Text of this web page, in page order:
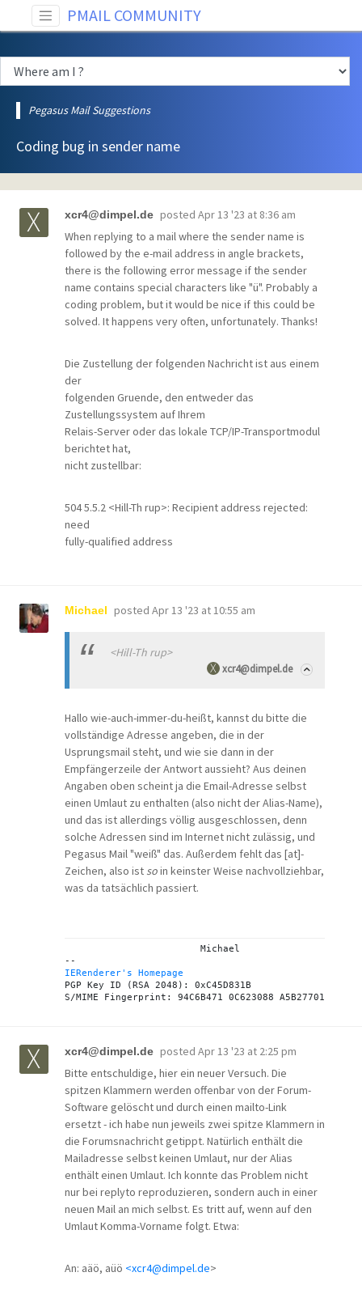
PMAIL COMMUNITY
Pegasus Mail Suggestions
Coding bug in sender name
xcr4@dimpel.de posted Apr 13 '23 at 8:36 am
When replying to a mail where the sender name is
followed by the e-mail address in angle brackets,
there is the following error message if the sender
name contains special characters like "ü". Probably a
coding problem, but it would be nice if this could be
solved. It happens very often, unfortunately. Thanks!
Die Zustellung der folgenden Nachricht ist aus einem
der
folgenden Gruende, den entweder das
Zustellungssystem auf Ihrem
Relais-Server oder das lokale TCP/IP-Transportmodul
berichtet hat,
nicht zustellbar:
504 5.5.2 <Hill-Th rup>: Recipient address rejected:
need
fully-qualified address
Michael posted Apr 13 '23 at 10:55 am
<Hill-Th rup>
xcr4@dimpel.de
Hallo wie-auch-immer-du-heißt, kannst du bitte die
vollständige Adresse angeben, die in der
Usprungsmail steht, und wie sie dann in der
Empfängerzeile der Antwort aussieht? Aus deinen
Angaben oben scheint ja die Email-Adresse selbst
einen Umlaut zu enthalten (also nicht der Alias-Name),
und das ist allerdings völlig ausgeschlossen, denn
solche Adressen sind im Internet nicht zulässig, und
Pegasus Mail "weiß" das. Außerdem fehlt das [at]-
Zeichen, also ist soin keinster Weise nachvollziehbar,
was da tatsächlich passiert.
IERenderer's Homepage
PGP Key ID (RSA 2048): 0xC45D831B
xcr4@dimpel.de posted Apr 13 '23 at 2:25 pm
Bitte entschuldige, hier ein neuer Versuch. Die
spitzen Klammern werden offenbar von der Forum-
Software gelöscht und durch einen mailto-Link
ersetzt - ich habe nun jeweils zwei spitze Klammern in
die Forumsnachricht getippt. Natürlich enthält die
Mailadresse selbst keinen Umlaut, nur der Alias
enthält einen Umlaut. Ich konnte das Problem nicht
nur bei replyto reproduzieren, sondern auch in einer
neuen Mail an mich selbst. Es tritt auf, wenn auf den
Umlaut Komma-Vorname folgt. Etwa:
An: aäö, aüö <xcr4@dimpel.de>